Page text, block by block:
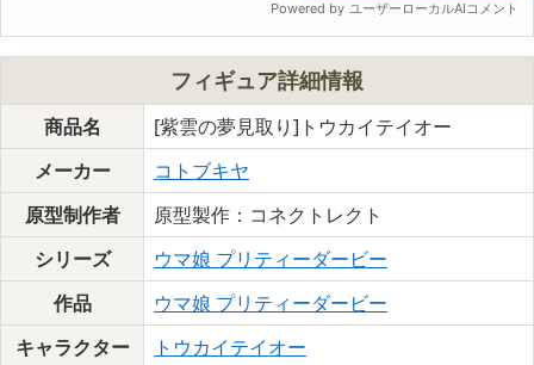
フィギュア詳細情報
商品名
[紫雲の夢見取り]トウカイテイオー
メーカー
コトブキヤ
原型制作者
原型製作：コネクトレクト
シリーズ
ウマ娘 プリティーダービー
作品
ウマ娘 プリティーダービー
キャラクター
トウカイテイオー